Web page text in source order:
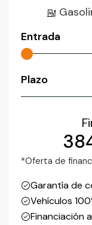
Entrada
Plazo
*Oferta de
Garantía de
Vehículos
Financiación